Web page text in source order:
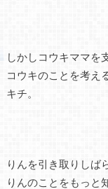
しかしコウキママを
コウキのことを考え
キチ。
りんを引き取りしば
りんのことをもっと